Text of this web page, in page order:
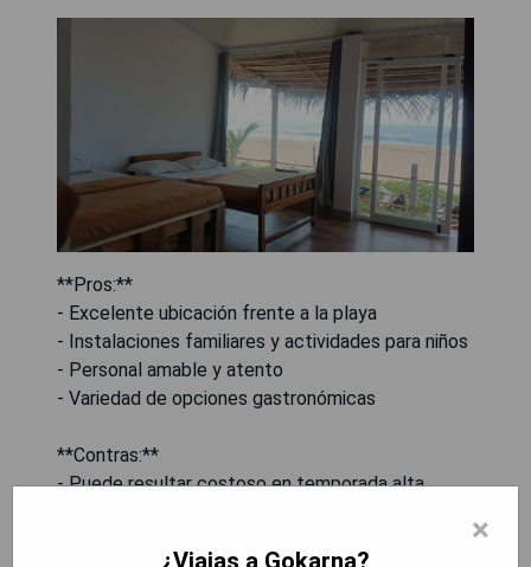
**Pros:**
- Excelente ubicación frente a la playa
- Instalaciones familiares y actividades para niños
- Personal amable y atento
- Variedad de opciones gastronómicas
**Contras:**
- Puede resultar costoso en temporada alta
×
¿Viajas a Gokarna?